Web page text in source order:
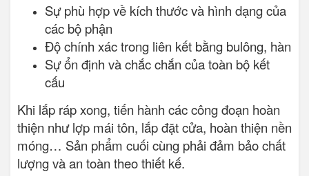
Sự phù hợp về kích thước và hình dạng của
các bộ phận
Độ chính xác trong liên kết bằng bulông, hàn
Sự ổn định và chắc chắn của toàn bộ kết
cấu
Khi lắp ráp xong, tiến hành các công đoạn hoàn
thiện như lợp mái tôn, lắp đặt cửa, hoàn thiện nền
móng… Sản phẩm cuối cùng phải đảm bảo chất
lượng và an toàn theo thiết kế.